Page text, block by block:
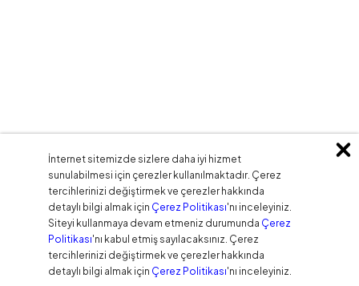
İnternet sitemizde sizlere daha iyi hizmet
sunulabilmesi için çerezler kullanılmaktadır. Çerez
tercihlerinizi değiştirmek ve çerezler hakkında
detaylı bilgi almak için Çerez Politikası'nı inceleyiniz.
Siteyi kullanmaya devam etmeniz durumunda Çerez
Politikası'nı kabul etmiş sayılacaksınız. Çerez
tercihlerinizi değiştirmek ve çerezler hakkında
detaylı bilgi almak için Çerez Politikası'nı inceleyiniz.